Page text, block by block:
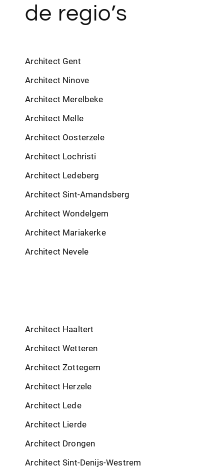
de regio’s
Architect Gent
Architect Ninove
Architect Merelbeke
Architect Melle
Architect Oosterzele
Architect Lochristi
Architect Ledeberg
Architect Sint-Amandsberg
Architect Wondelgem
Architect Mariakerke
Architect Nevele
Architect Haaltert
Architect Wetteren
Architect Zottegem
Architect Herzele
Architect Lede
Architect Lierde
Architect Drongen
Architect Sint-Denijs-Westrem